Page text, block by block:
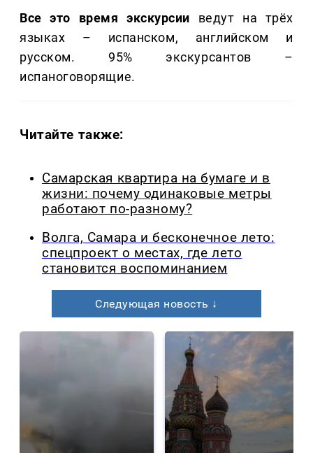
Все это время экскурсии ведут на трёх
языках – испанском, английском и
русском. 95% экскурсантов –
испаноговорящие.
Читайте также:
Самарская квартира на бумаге и в
жизни: почему одинаковые метры
работают по-разному?
Волга, Самара и бесконечное лето:
спецпроект о местах, где лето
становится воспоминанием
Следующая новость ↓